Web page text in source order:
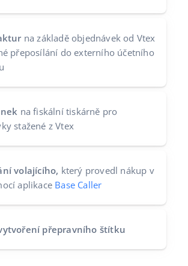
na základě objednávek od Vtex
přeposílání do externího účetního
na fiskální tiskárně pro
stažené z Vtex
volajícího, který provedl nákup v
aplikace Base Caller
přepravního štítku